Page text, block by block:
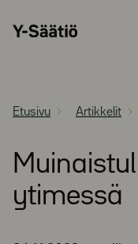
suoraan
Y-
Etusivu Artikkelit
ytimessä